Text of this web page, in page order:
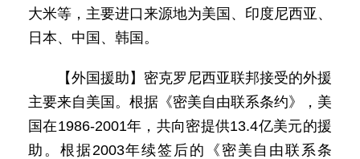
大米等，主要进口来源地为美国、印度尼西亚、
日本、中国、韩国。
【外国援助】密克罗尼西亚联邦接受的外援
主要来自美国。根据《密美自由联系条约》，美
国在1986-2001年，共向密提供13.4亿美元的援
助。根据2003年续签后的《密美自由联系条